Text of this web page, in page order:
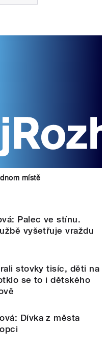
místě
Palec ve stínu.
vyšetřuje vraždu
stovky tisíc, děti na
se to i dětského
Dívka z města